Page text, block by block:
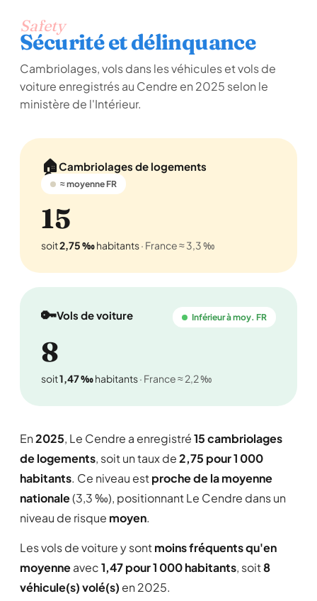
Safety
Sécurité et délinquance
Cambriolages, vols dans les véhicules et vols de
voiture enregistrés au Cendre en 2025 selon le
ministère de l'Intérieur.
🏠Cambriolages de logements
≈ moyenne FR
15
soit2,75 ‰habitants· France ≈ 3,3 ‰
🔑Vols de voiture Inférieur à moy. FR
8
soit1,47 ‰habitants· France ≈ 2,2 ‰
En2025, Le Cendre a enregistré15 cambriolages
de logements, soit un taux de2,75 pour 1 000
habitants. Ce niveau estproche de la moyenne
nationale(3,3 ‰), positionnant Le Cendre dans un
niveau de risque moyen.
Les vols de voiture y sontmoins fréquents qu'en
moyenneavec1,47 pour 1 000 habitants, soit8
véhicule(s) volé(s) en 2025.